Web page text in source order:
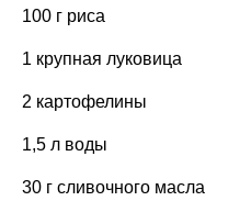
100 г риса
1 крупная луковица
2 картофелины
1,5 л воды
30 г сливочного масла